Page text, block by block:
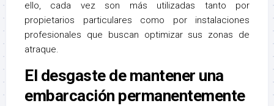
ello, cada vez son más utilizadas tanto por
propietarios particulares como por instalaciones
profesionales que buscan optimizar sus zonas de
atraque.
El desgaste de mantener una
embarcación permanentemente